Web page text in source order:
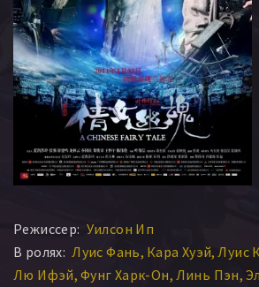
Режиссер: Уилсон Ип
В ролях: Луис Фань Кара Хуэй Луис
Лю Ифэй Фунг Харк-Он Линь Пэн